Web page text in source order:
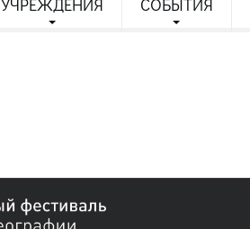
УЧРЕЖДЕНИЯ СОБЫТИЯ